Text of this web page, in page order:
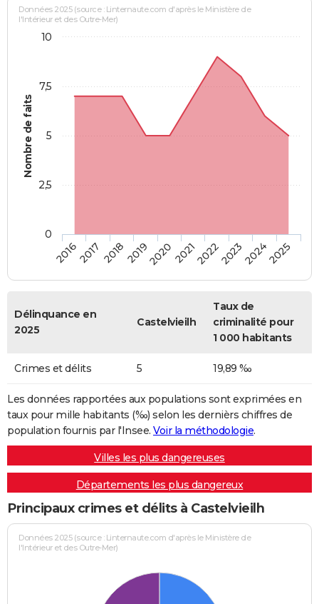
Nombre de faits
Données 2025 (source : Linternaute.com d'après le Ministère de
l'Intérieur et des Outre-Mer)
20162017 20182019202020212022202320242025
0
2,5
5
7,5
10
Délinquance en
2025
Castelvieilh
Taux de
criminalité pour
1 000 habitants
Crimes et délits 5 19,89 ‰
Les données rapportées aux populations sont exprimées en
taux pour mille habitants (‰) selon les dernièrs chiffres de
population fournis par l'Insee. Voir la méthodologie.
Villes les plus dangereuses
Départements les plus dangereux
Principaux crimes et délits à Castelvieilh
Données 2025 (source : Linternaute.com d'après le Ministère de
l'Intérieur et des Outre-Mer)